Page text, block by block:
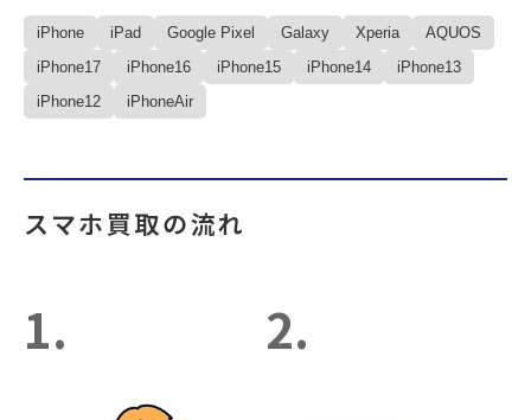
iPhone iPad Google Pixel Galaxy Xperia
AQUOS
iPhone17
iPhone16 iPhone15 iPhone14
iPhone13
iPhone12
iPhoneAir
スマホ買取の流れ
1. 2.